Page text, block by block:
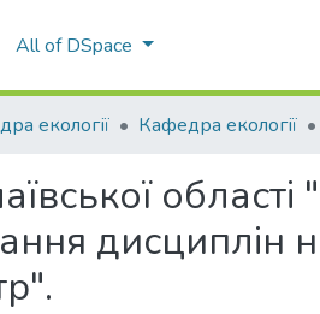
All of DSpace
екології Кафедра екології
дисциплін